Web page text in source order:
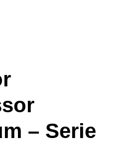
– Serie